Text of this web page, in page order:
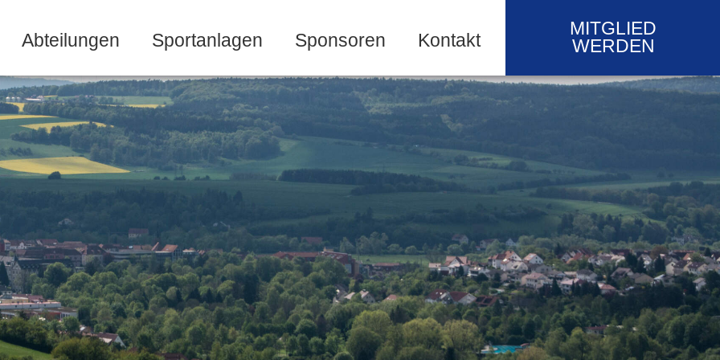
Abteilungen Sportanlagen Sponsoren Kontakt
MITGLIED
WERDEN